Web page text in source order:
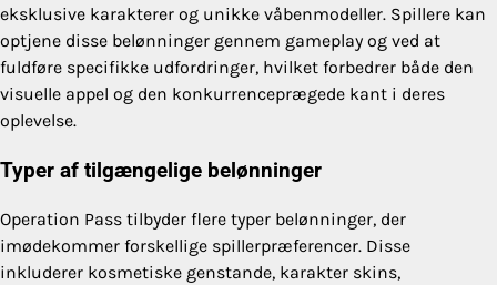
eksklusive karakterer og unikke våbenmodeller. Spillere kan
optjene disse belønninger gennem gameplay og ved at
fuldføre specifikke udfordringer, hvilket forbedrer både den
visuelle appel og den konkurrenceprægede kant i deres
oplevelse.
Typer af tilgængelige belønninger
Operation Pass tilbyder flere typer belønninger, der
imødekommer forskellige spillerpræferencer. Disse
inkluderer kosmetiske genstande, karakter skins,